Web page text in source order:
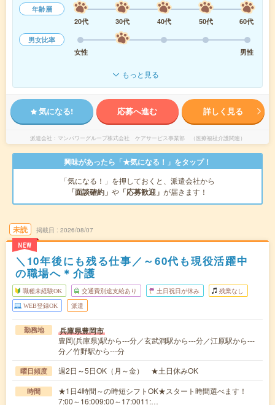
年齢層
20代
30代 40代 50代
60代
男女比率
女性
男性
もっと見る
気になる! 応募へ進む 詳しく見る
派遣会社 マンパワーグループ株式会社 ケアサービス事業部 （医療福祉介護関連）
興味があったら「★気になる！」をタップ！
「気になる！」を押しておくと、派遣会社から
「面談確約」 や 「応募歓迎」 が届きます！
未読
NEW
掲載日 2026/08/07
＼10年後にも残る仕事／～60代も現役活躍中
の職場へ＊介護
職種未経験OK 交通費別途支給あり 土日祝日が休み 残業なし
WEB登録OK 派遣
勤務地 兵庫県豊岡市
豊岡(兵庫県)駅から---分／玄武洞駅から---分／江原駅から---
分／竹野駅から---分
曜日頻度 週2日～5日OK（月～金） ★土日休みOK
時間
★1日4時間～の時短シフトOK★スタート時間選べます！
7:00～16:009:00～17:0011:…